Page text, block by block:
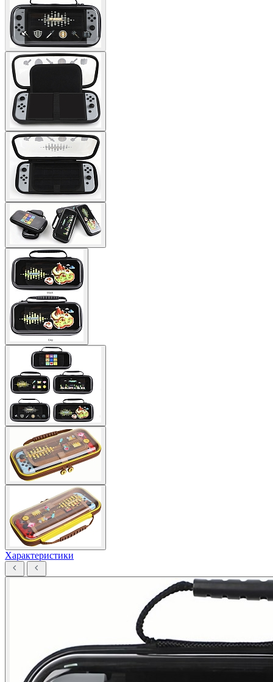
Характеристики